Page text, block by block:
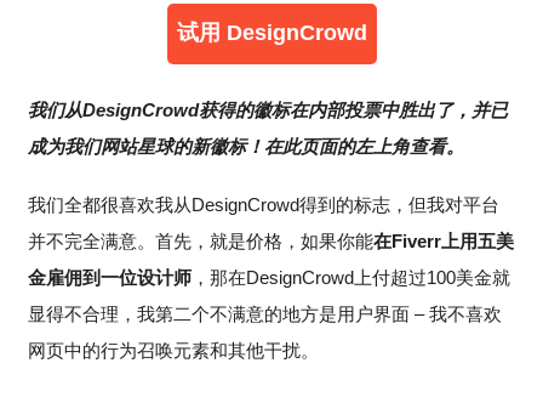
试用 DesignCrowd
我们从DesignCrowd获得的徽标在内部投票中胜出了，并已
成为我们网站星球的新徽标！在此页面的左上角查看。
我们全都很喜欢我从DesignCrowd得到的标志，但我对平台
并不完全满意。首先，就是价格，如果你能在Fiverr上用五美
金雇佣到一位设计师 ，那在DesignCrowd上付超过100美金就
显得不合理，我第二个不满意的地方是用户界面 – 我不喜欢
网页中的行为召唤元素和其他干扰。